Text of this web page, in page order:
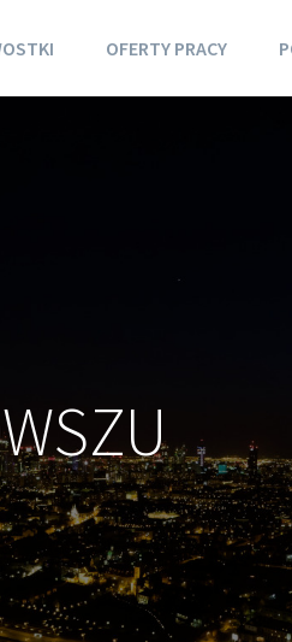
OFERTY PRACY